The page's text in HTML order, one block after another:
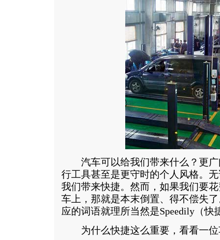
汽车可以给我们带来什么？更广
行工具甚至是更守时的个人风格。
我们带来快捷。然而，如果我们要
车上，那就是本末倒置、得不偿失
应的词语就理所当然是Speedily（快
为什么快捷这么重要，看看一位